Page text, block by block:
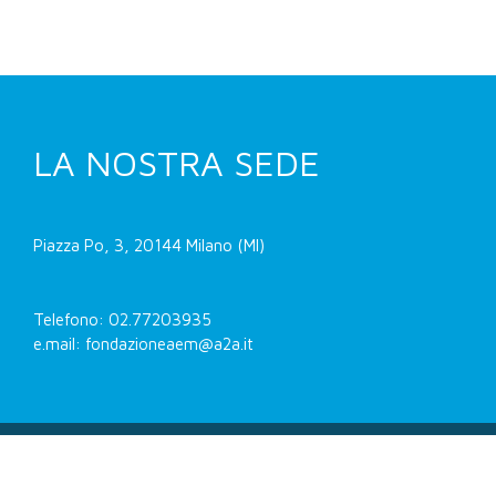
LA NOSTRA SEDE
Piazza Po, 3, 20144 Milano (MI)
Telefono: 02.77203935
e.mail: fondazioneaem@a2a.it